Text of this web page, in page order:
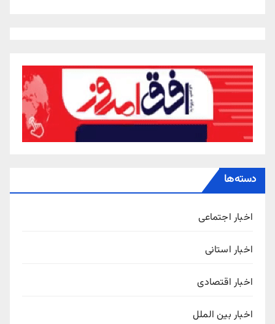
دسته‌ها
اخبار اجتماعی
اخبار استانی
اخبار اقتصادی
اخبار بین الملل